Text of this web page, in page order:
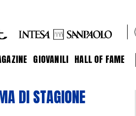
GIOVANILI HALL OF FAME
DI STAGIONE